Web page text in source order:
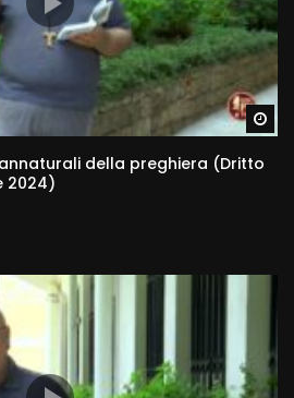
della preghiera (Dritto
2024)